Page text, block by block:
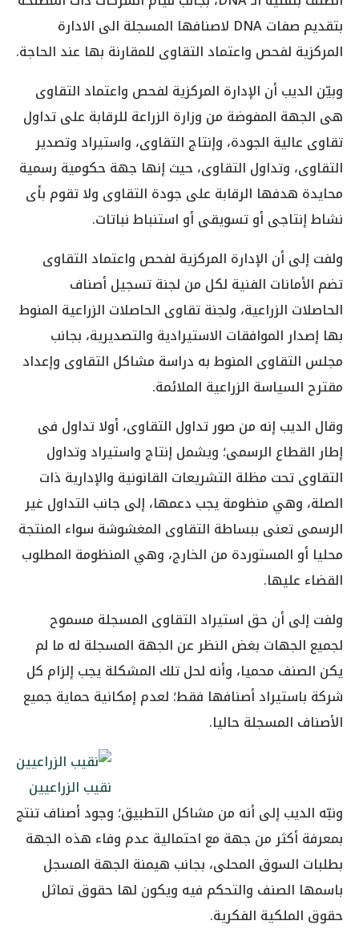
بتقديم صفات DNA لاصنافها المسجلة الى الادارة
المركزية لفحص واعتماد التقاوى للمقارنة بها عند الحاجة.
وبيّن الديب أن الإدارة المركزية لفحص واعتماد التقاوى
هى الجهة المفوضة من وزارة الزراعة للرقابة على تداول
تقاوى عالية الجودة، وإنتاج التقاوى، واستيراد وتصدير
التقاوى، وتداول التقاوى، حيث إنها جهة حكومية رسمية
محايدة هدفها الرقابة على جودة التقاوى ولا تقوم بأى
نشاط إنتاجى أو تسويقى أو استنباط نباتات.
ولفت إلى أن الإدارة المركزية لفحص واعتماد التقاوى
تضم الأمانات الفنية لكل من لجنة تسجيل أصناف
الحاصلات الزراعية، ولجنة تقاوى الحاصلات الزراعية المنوط
بها إصدار الموافقات الاستيرادية والتصديرية، بجانب
مجلس التقاوى المنوط به دراسة مشاكل التقاوى وإعداد
مقترح السياسة الزراعية الملائمة.
وقال الديب إنه من صور تداول التقاوى، أولا تداول فى
إطار القطاع الرسمى؛ ويشمل إنتاج واستيراد وتداول
التقاوى تحت مظلة التشريعات القانونية والإدارية ذات
الصلة، وهي منظومة يجب دعمها، إلى جانب التداول غير
الرسمى تعنى ببساطة التقاوى المغشوشة سواء المنتجة
محليا أو المستوردة من الخارج، وهي المنظومة المطلوب
القضاء عليها.
ولفت إلى أن حق استيراد التقاوى المسجلة مسموح
لجميع الجهات بغض النظر عن الجهة المسجلة له ما لم
يكن الصنف محميا، وأنه لحل تلك المشكلة يجب إلزام كل
شركة باستيراد أصنافها فقط؛ لعدم إمكانية حماية جميع
الأصناف المسجلة حاليا.
نقيب الزراعيين
ونبّه الديب إلى أنه من مشاكل التطبيق؛ وجود أصناف تنتج
بمعرفة أكثر من جهة مع احتمالية عدم وفاء هذه الجهة
بطلبات السوق المحلى، بجانب هيمنة الجهة المسجل
باسمها الصنف والتحكم فيه ويكون لها حقوق تماثل
حقوق الملكية الفكرية.